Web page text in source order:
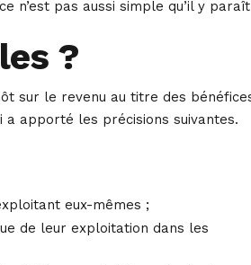
n’est pas aussi simple qu’il y
?
sur le revenu au titre des
a apporté les précisions suivantes.
eux-mêmes ;
de leur exploitation dans les